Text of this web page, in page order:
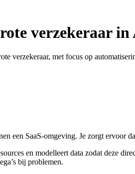
verzekeraar
verzekeraar, met focus op
een SaaS-omgeving. Je zorgt
en modelleert data zodat deze
bij problemen.